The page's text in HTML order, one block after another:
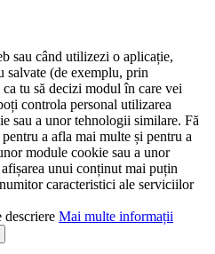
sau când utilizezi o aplicație,
salvate (de exemplu, prin
tu să decizi modul în care vei
controla personal utilizarea
sau a unor tehnologii similare. Fă
a afla mai multe și pentru a
module cookie sau a unor
unui conținut mai puțin
caracteristici ale serviciilor
descriere Mai multe informații